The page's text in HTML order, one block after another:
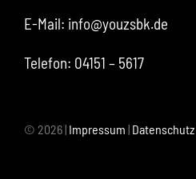
E-Mail: info@youzsbk.de
Telefon: 04151 – 5617
© 2026 | Impressum | Datenschutz